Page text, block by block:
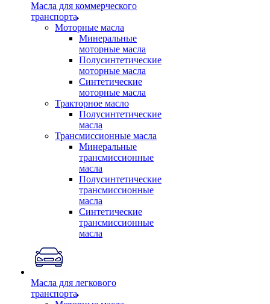
Масла для коммерческого
транспорта
Моторные масла
Минеральные
моторные масла
Полусинтетические
моторные масла
Синтетические
моторные масла
Тракторное масло
Полусинтетические
масла
Трансмиссионные масла
Минеральные
трансмиссионные
масла
Полусинтетические
трансмиссионные
масла
Синтетические
трансмиссионные
масла
Масла для легкового
транспорта